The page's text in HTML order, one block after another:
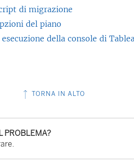
di migrazione
del piano
della console di
TORNA IN ALTO
PROBLEMA?